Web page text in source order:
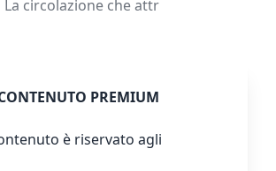
La circolazione che attr
PREMIUM
è riservato agli